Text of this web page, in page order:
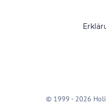
© 1999 - 2026